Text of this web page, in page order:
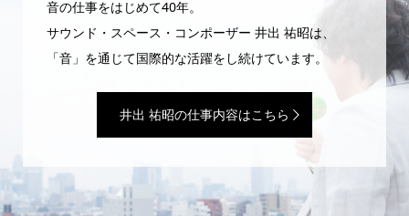
音の仕事をはじめて40年。
サウンド・スペース・コンポーザー 井出 祐昭は、
「音」を通じて国際的な活躍をし続けています。
井出 祐昭の仕事内容はこちら